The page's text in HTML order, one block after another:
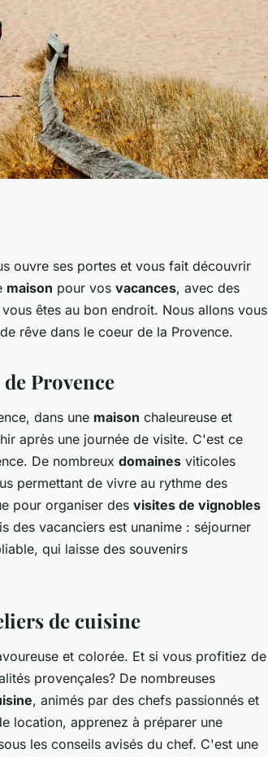
de
ouvre ses portes et vous fait découvrir
maison pour vos vacances, avec des
vous êtes au bon endroit. Nous allons vous
rêve dans le coeur de la Provence.
Provence
dans une maison chaleureuse et
après une journée de visite. C'est ce
De nombreux domaines viticoles
permettant de vivre au rythme des
pour organiser des visites de vignobles
des vacanciers est unanime : séjourner
qui laisse des souvenirs
de cuisine
et colorée. Et si vous profitiez de
provençales? De nombreuses
, animés par des chefs passionnés et
location, apprenez à préparer une
les conseils avisés du chef. C'est une